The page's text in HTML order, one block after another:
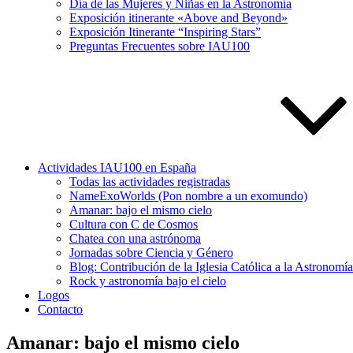
Día de las Mujeres y Niñas en la Astronomía
Exposición itinerante «Above and Beyond»
Exposición Itinerante “Inspiring Stars”
Preguntas Frecuentes sobre IAU100
Actividades IAU100 en España
Todas las actividades registradas
NameExoWorlds (Pon nombre a un exomundo)
Amanar: bajo el mismo cielo
Cultura con C de Cosmos
Chatea con una astrónoma
Jornadas sobre Ciencia y Género
Blog: Contribución de la Iglesia Católica a la Astronomía
Rock y astronomía bajo el cielo
Logos
Contacto
Amanar: bajo el mismo cielo